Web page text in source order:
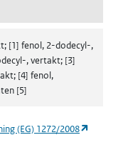
[1] fenol, 2-dodecyl-,
, vertakt; [3]
[4] fenol,
[5]
(EG) 1272/2008